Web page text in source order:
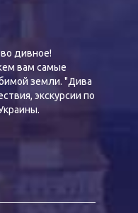
дивное!
вам самые
земли. "Дива
экскурсии по